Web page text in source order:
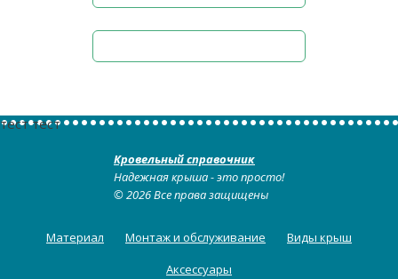
тест тест
Кровельный справочник
Надежная крыша - это просто!
© 2026 Все права защищены
Материал Монтаж и обслуживание
Виды крыш
Аксессуары